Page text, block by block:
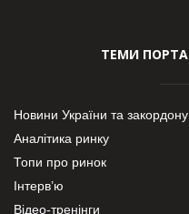
ТЕМИ
Новини України та закордону
Аналітика ринку
Топи про ринок
Інтерв’ю
Відео-тренінги